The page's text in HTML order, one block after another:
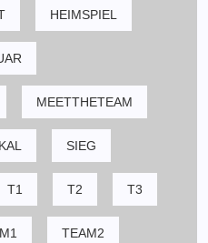
HEIMSPIEL
MEETTHETEAM
SIEG
T1 T2 T3
TEAM2